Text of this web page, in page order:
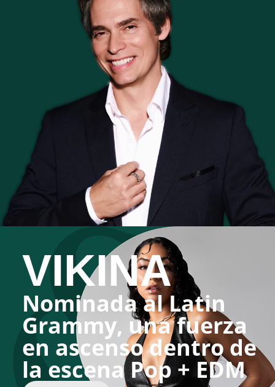
VIKINA
Nominada al Latin
Grammy, una fuerza
en ascenso dentro de
la escena Pop + EDM